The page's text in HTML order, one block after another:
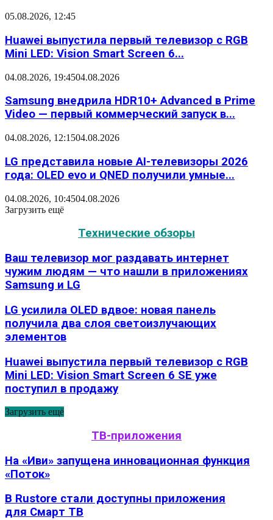
05.08.2026, 12:45
Huawei выпустила первый телевизор с RGB
Mini LED: Vision Smart Screen 6...
04.08.2026, 19:4504.08.2026
Samsung внедрила HDR10+ Advanced в Prime
Video — первый коммерческий запуск в...
04.08.2026, 12:1504.08.2026
LG представила новые AI-телевизоры 2026
года: OLED evo и QNED получили умные...
04.08.2026, 10:4504.08.2026
Загрузить ещё
Технические обзоры
Ваш телевизор мог раздавать интернет
чужим людям — что нашли в приложениях
Samsung и LG
LG усилила OLED вдвое: новая панель
получила два слоя светоизлучающих
элементов
Huawei выпустила первый телевизор с RGB
Mini LED: Vision Smart Screen 6 SE уже
поступил в продажу
Загрузить ещё
ТВ-приложения
На «Иви» запущена инновационная функция
«Поток»
В Rustore стали доступны приложения
для Смарт ТВ